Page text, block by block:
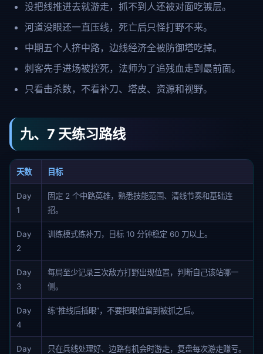
没把线推进去就游走，抓不到人还被对面吃镀层。
河道没眼还一直压线，死亡后只怪打野不来。
中期五个人挤中路，边线经济全被防御塔吃掉。
刺客先手进场被控死，法师为了追残血走到最前面。
只看击杀数，不看补刀、塔皮、资源和视野。
九、7 天练习路线
天数 目标
Day
1
固定 2 个中路英雄，熟悉技能范围、清线节奏和基础连
招。
Day
2
训练模式练补刀，目标 10 分钟稳定 60 刀以上。
Day
3
每局至少记录三次敌方打野出现位置，判断自己该站哪一
侧。
Day
4
练“推线后插眼”，不要把眼位留到被抓之后。
Day
只在兵线处理好、边路有机会时游走，复盘每次游走赚亏。